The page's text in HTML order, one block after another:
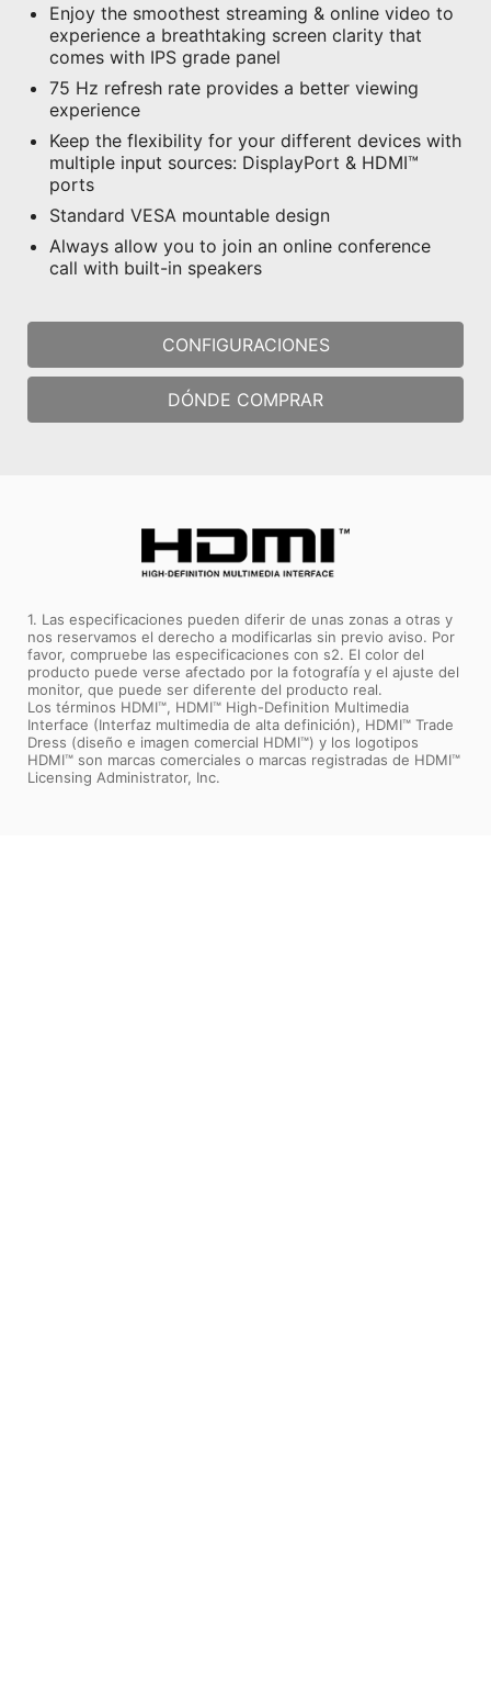
Enjoy the smoothest streaming & online video to
experience a breathtaking screen clarity that
comes with IPS grade panel
75 Hz refresh rate provides a better viewing
experience
Keep the flexibility for your different devices with
multiple input sources: DisplayPort & HDMI™
ports
Standard VESA mountable design
Always allow you to join an online conference
call with built-in speakers
CONFIGURACIONES
DÓNDE COMPRAR
1. Las especificaciones pueden diferir de unas zonas a otras y
nos reservamos el derecho a modificarlas sin previo aviso. Por
favor, compruebe las especificaciones con s2. El color del
producto puede verse afectado por la fotografía y el ajuste del
monitor, que puede ser diferente del producto real.
Los términos HDMI™, HDMI™ High-Definition Multimedia
Interface (Interfaz multimedia de alta definición), HDMI™ Trade
Dress (diseño e imagen comercial HDMI™) y los logotipos
HDMI™ son marcas comerciales o marcas registradas de HDMI™
Licensing Administrator, Inc.